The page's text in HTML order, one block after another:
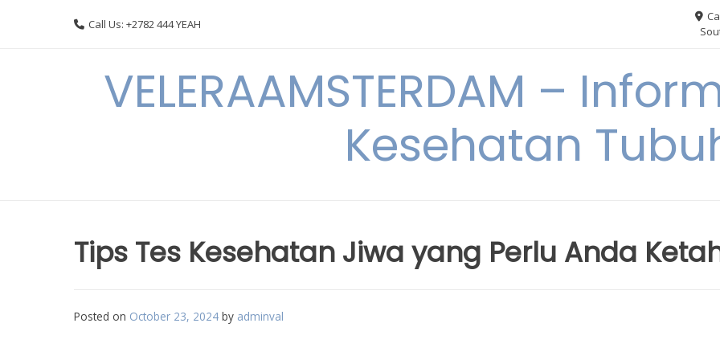
Call Us: +2782 444 YEAH
VELERAAMSTERDAM –
Kesehatan
Tips Tes Kesehatan Jiwa yang Perlu Anda
Posted on October 23, 2024 by adminval